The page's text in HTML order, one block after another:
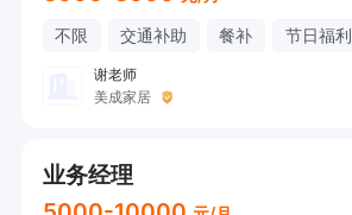
不限 交通补助 餐补 节日福利
谢老师
美成家居
业务经理